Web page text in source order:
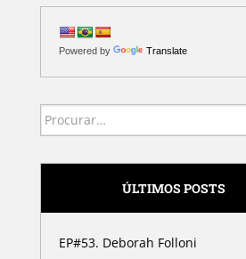
Powered by Translate
Search for:
ÚLTIMOS POSTS
EP#53. Deborah Folloni